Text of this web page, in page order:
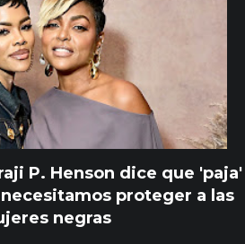
P. Henson dice que 'paja'
proteger a las
negras